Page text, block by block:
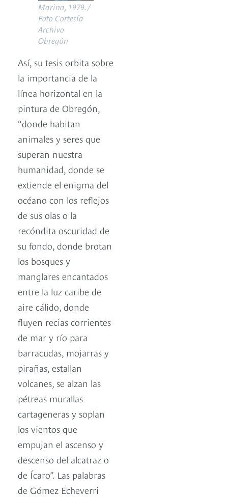
Marina, 1979. /
Foto Cortesía
Archivo
Obregón
Así, su tesis orbita sobre
la importancia de la
línea horizontal en la
pintura de Obregón,
“donde habitan
animales y seres que
superan nuestra
humanidad, donde se
extiende el enigma del
océano con los reflejos
de sus olas o la
recóndita oscuridad de
su fondo, donde brotan
los bosques y
manglares encantados
entre la luz caribe de
aire cálido, donde
fluyen recias corrientes
de mar y río para
barracudas, mojarras y
pirañas, estallan
volcanes, se alzan las
pétreas murallas
cartageneras y soplan
los vientos que
empujan el ascenso y
descenso del alcatraz o
de Ícaro”. Las palabras
de Gómez Echeverri